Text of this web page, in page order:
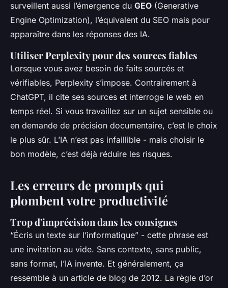
surveillent aussi l’émergence du GEO (Generative
Engine Optimization), l’équivalent du SEO mais pour
apparaître dans les réponses des IA.
Utiliser Perplexity pour des sources fiables
Lorsque vous avez besoin de faits sourcés et
vérifiables, Perplexity s’impose. Contrairement à
ChatGPT, il cite ses sources et interroge le web en
temps réel. Si vous travaillez sur un sujet sensible ou
en demande de précision documentaire, c’est le choix
le plus sûr. L’IA n’est pas infaillible - mais choisir le
bon modèle, c’est déjà réduire les risques.
Les erreurs de prompts qui
plombent votre productivité
Trop d'imprécision dans les consignes
“Écris un texte sur l’informatique” - cette phrase est
une invitation au vide. Sans contexte, sans public,
sans format, l’IA invente. Et généralement, ça
ressemble à un article de blog de 2012. La règle d’or